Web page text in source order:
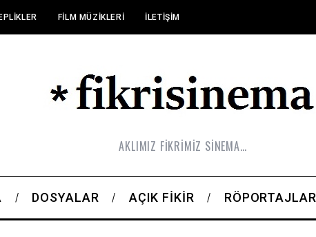
FILM MÜZIKLERI İLETIŞIM
AKLIMIZ FİKRİMİZ SİNEMA…
DOSYALAR AÇIK FIKIR RÖPORTAJLAR